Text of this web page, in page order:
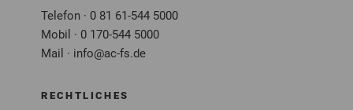
Telefon · 0 81 61-544 5000
Mobil · 0 170-544 5000
Mail · info@ac-fs.de
RECHTLICHES